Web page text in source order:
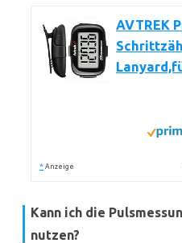
AVTREK
* Anzeige
Kann ich die
nutzen?